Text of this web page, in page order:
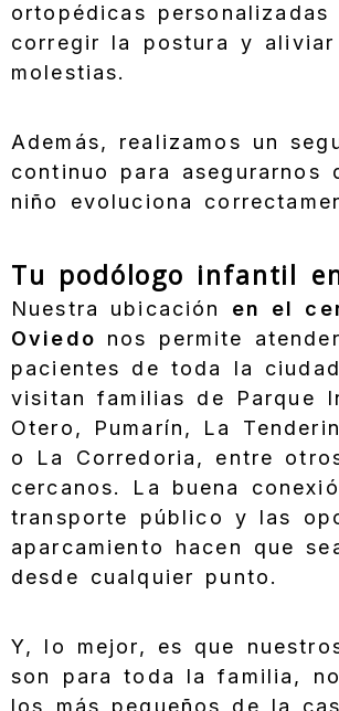
ortopédicas personalizadas
corregir la postura y aliviar
molestias.
Además, realizamos un
continuo para asegurarnos
niño evoluciona
Tu podólogo infantil
Nuestra ubicación
en el
Oviedo nos permite
pacientes de toda la
visitan familias de Parque
Otero, Pumarín, La
o La Corredoria, entre
cercanos. La buena
transporte público y las
aparcamiento hacen que
desde cualquier punto.
Y, lo mejor, es que
son para toda la familia,
los más pequeños de la